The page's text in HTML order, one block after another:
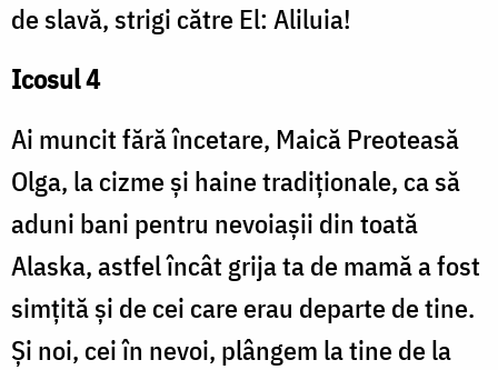
de slavă, strigi către El: Aliluia!
Icosul 4
Ai muncit fără încetare, Maică Preoteasă
Olga, la cizme și haine tradiționale, ca să
aduni bani pentru nevoiașii din toată
Alaska, astfel încât grija ta de mamă a fost
simțită și de cei care erau departe de tine.
Și noi, cei în nevoi, plângem la tine de la